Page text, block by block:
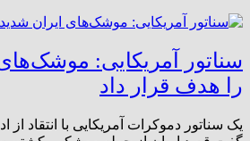
سناتور آمریکایی:
را هدف قرار داد
یک سناتور دموکرات آمریکایی با انتقاد